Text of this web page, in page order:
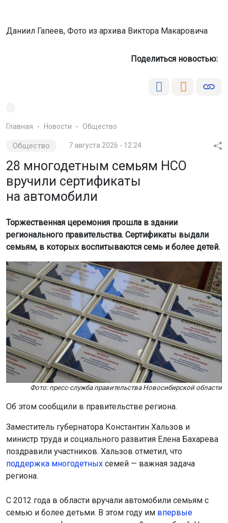
Даниил Гапеев, Фото из архива Виктора Макаровича
Поделиться новостью:
Главная Новости Общество
Общество 7 августа 2026 - 12:24
28 многодетным семьям НСО
вручили сертификаты
на автомобили
Торжественная церемония прошла в здании
регионального правительства. Сертификаты выдали
семьям, в которых воспитываются семь и более детей.
Фото: пресс-служба правительства Новосибирской области
Об этом сообщили в правительстве региона.
Заместитель губернатора Константин Хальзов и
министр труда и социального развития Елена Бахарева
поздравили участников. Хальзов отметил, что
поддержка многодетных семей — важная задача
региона.
С 2012 года в области вручали автомобили семьям с
семью и более детьми. В этом году им впервые